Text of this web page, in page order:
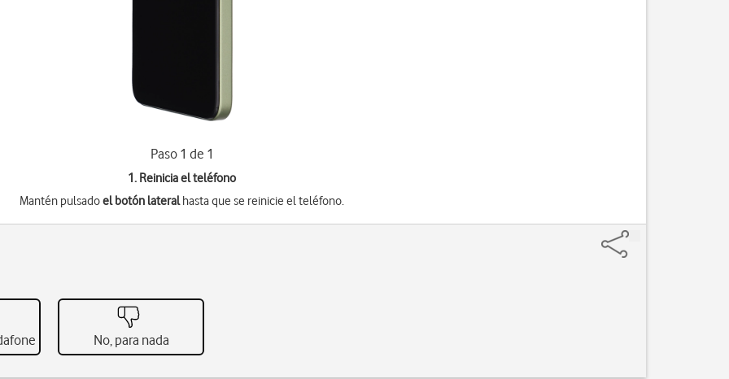
Paso 1 de 1
1. Reinicia el teléfono
Mantén pulsadoel botón lateralhasta que se reinicie el teléfono.
No, para nada